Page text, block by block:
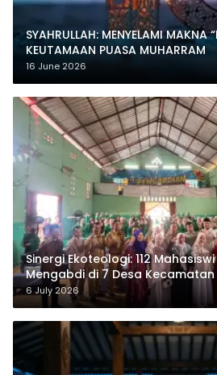
SYAHRULLAH: MENYELAMI MAKNA
KEUTAMAAN PUASA MUHARRAM
16 June 2026
‎Sinergi Ekoteologi: 112
Mengabdi di 7 Desa
6 July 2026